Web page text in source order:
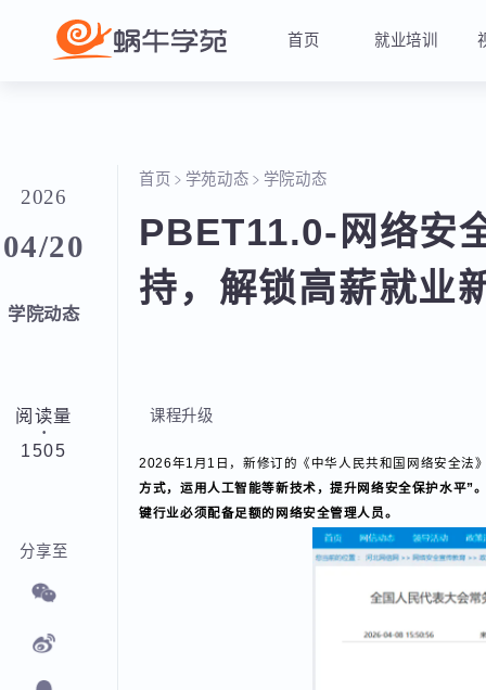
首页 就业培训
2026
04/20
学院动态
阅读量
·
首页 学苑动态 学院动态
PBET11.0-网络
持，解锁高薪就
2026年1月1日，新修订的《中华人民共和国网络安
方式，运用人工智能等新技术，提升网络安全保护水平
键行业必须配备足额的网络安全管理人员。